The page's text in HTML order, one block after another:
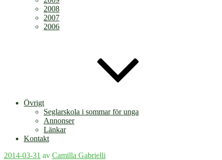
2008
2007
2006
Övrigt
Seglarskola i sommar för unga
Annonser
Länkar
Kontakt
Publicerat
2014-03-31 av Camilla Gabrielli